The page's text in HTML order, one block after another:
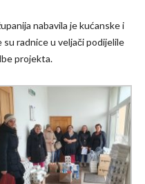
nabavila je kućanske i
radnice u veljači podijelile
projekta.